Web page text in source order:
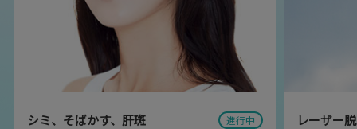
シミ、そばかす、肝斑 進行中 レーザー